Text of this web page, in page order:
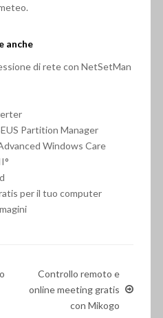
anche
di rete con NetSetMan
Partition Manager
Windows Care
per il tuo computer
Controllo remoto e
online meeting gratis
con Mikogo